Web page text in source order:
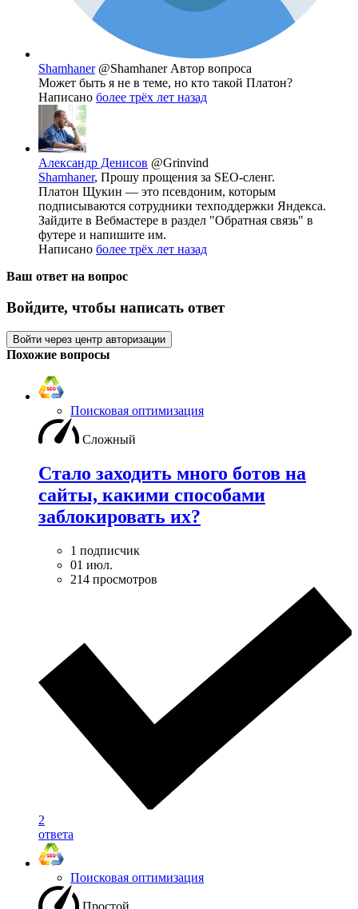
Shamhaner @Shamhaner Автор вопроса
Может быть я не в теме, но кто такой Платон?
Написано более трёх лет назад
Александр Денисов @Grinvind
Shamhaner, Прошу прощения за SEO-сленг.
Платон Щукин — это псевдоним, которым
подписываются сотрудники техподдержки Яндекса.
Зайдите в Вебмастере в раздел "Обратная связь" в
футере и напишите им.
Написано более трёх лет назад
Ваш ответ на вопрос
Войдите, чтобы написать ответ
Войти через центр авторизации
Похожие вопросы
Поисковая оптимизация
Сложный
Стало заходить много ботов на
сайты, какими способами
заблокировать их?
1 подписчик
01 июл.
214 просмотров
2
ответа
Поисковая оптимизация
Простой